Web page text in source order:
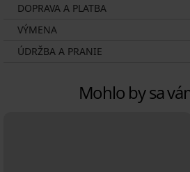
DOPRAVA A PLATBA
VÝMENA
ÚDRŽBA A PRANIE
Mohlo by sa